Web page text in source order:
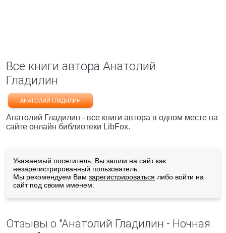
Все книги автора Анатолий
Гладилин
АНАТОЛИЙ ГЛАДИЛИН
Анатолий Гладилин - все книги автора в одном месте на
сайте онлайн библиотеки LibFox.
Уважаемый посетитель, Вы зашли на сайт как
незарегистрированный пользователь.
Мы рекомендуем Вам зарегистрироваться либо войти на
сайт под своим именем.
Отзывы о "Анатолий Гладилин - Ночная